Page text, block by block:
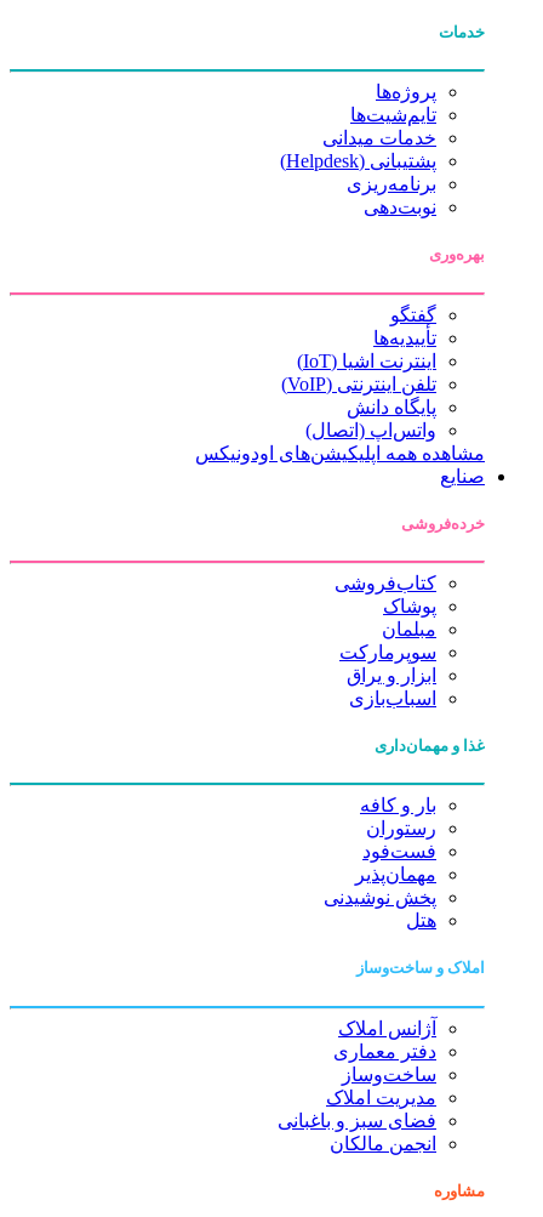
خدمات
پروژه‌ها
تایم‌شیت‌ها
خدمات میدانی
پشتیبانی (Helpdesk)
برنامه‌ریزی
نوبت‌دهی
بهره‌وری
گفتگو
تأییدیه‌ها
اینترنت اشیا (IoT)
تلفن اینترنتی (VoIP)
پایگاه دانش
واتس‌اپ (اتصال)
مشاهده همه اپلیکیشن‌های اودونیکس
صنایع
خرده‌فروشی
کتاب‌فروشی
پوشاک
مبلمان
سوپرمارکت
ابزار و یراق
اسباب‌بازی
غذا و مهمان‌داری
بار و کافه
رستوران
فست‌فود
مهمان‌پذیر
پخش نوشیدنی
هتل
املاک و ساخت‌وساز
آژانس املاک
دفتر معماری
ساخت‌وساز
مدیریت املاک
فضای سبز و باغبانی
انجمن مالکان
مشاوره